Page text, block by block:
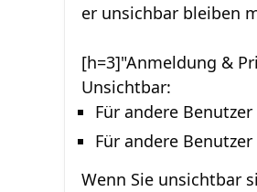
er unsichbar bleiben
[h=3]"Anmeldung &
Unsichtbar:
Für andere
Für andere
Wenn Sie unsichtbar